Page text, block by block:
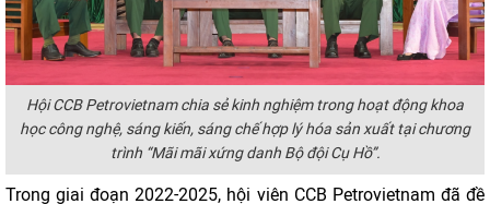
Hội CCB Petrovietnam chia sẻ kinh nghiệm trong hoạt động khoa
học công nghệ, sáng kiến, sáng chế hợp lý hóa sản xuất tại chương
trình “Mãi mãi xứng danh Bộ đội Cụ Hồ”.
Trong giai đoạn 2022-2025, hội viên CCB Petrovietnam đã đề